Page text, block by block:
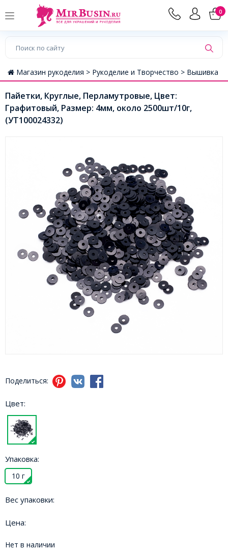
0
Магазин рукоделия > Рукоделие и Творчество > Вышивка
Пайетки, Круглые, Перламутровые, Цвет:
Графитовый, Размер: 4мм, около 2500шт/10г,
(УТ100024332)
Поделиться:
Цвет:
Упаковка:
10 г
Вес упаковки:
Цена:
Нет в наличии